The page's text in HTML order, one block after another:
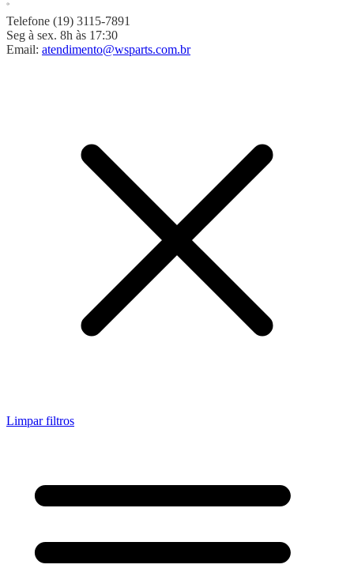
Telefone (19) 3115-7891
Seg à sex. 8h às 17:30
Email: atendimento@wsparts.com.br
Limpar filtros